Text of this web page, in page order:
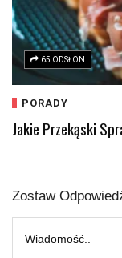
65 ODSŁON
PORADY
Jakie Przekąski
Zostaw